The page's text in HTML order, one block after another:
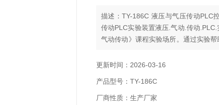
描述：TY-186C 液压与气压传动PLC
传动PLC实验装置液压.气动.传动
气动传动》课程实验场所。通过实验
更新时间：2026-03-16
产品型号：TY-186C
厂商性质：生产厂家